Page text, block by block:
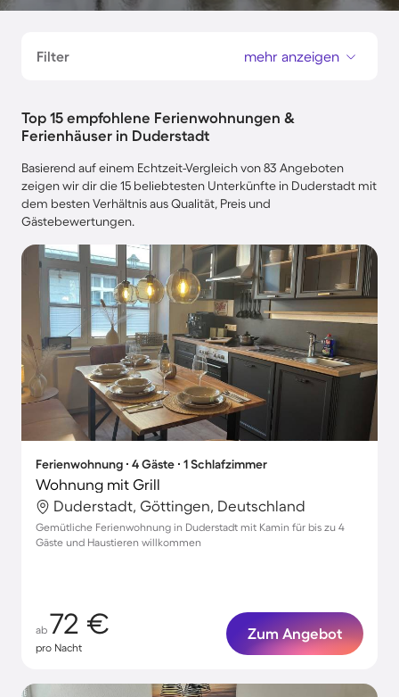
Filter mehr anzeigen
Top 15 empfohlene Ferienwohnungen &
Ferienhäuser in Duderstadt
Basierend auf einem Echtzeit-Vergleich von 83 Angeboten
zeigen wir dir die 15 beliebtesten Unterkünfte in Duderstadt mit
dem besten Verhältnis aus Qualität, Preis und
Gästebewertungen.
Ferienwohnung ∙ 4 Gäste ∙ 1 Schlafzimmer
Wohnung mit Grill
Duderstadt, Göttingen, Deutschland
Gemütliche Ferienwohnung in Duderstadt mit Kamin für bis zu 4
Gäste und Haustieren willkommen
ab 72 €
pro Nacht
Zum Angebot